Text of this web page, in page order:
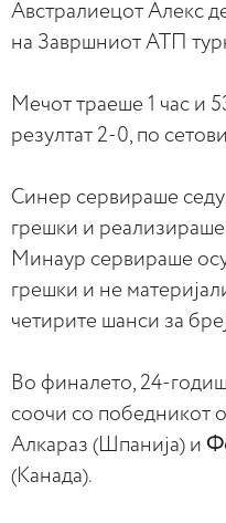
Австралиецот Алекс
на Завршниот АТП
Мечот траеше 1 час и
резултат 2-0, по
Синер сервираше
грешки и реализираше
Минаур сервираше
грешки и не
четирите шанси за
Во финалето, 24-
соочи со победникот
Алкараз (Шпанија) и
(Канада).